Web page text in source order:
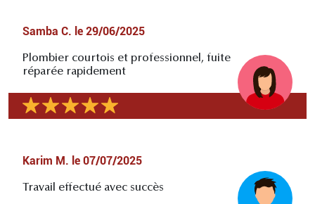
Samba C. le 29/06/2025
Plombier courtois et professionnel, fuite
réparée rapidement
Karim M. le 07/07/2025
Travail effectué avec succès